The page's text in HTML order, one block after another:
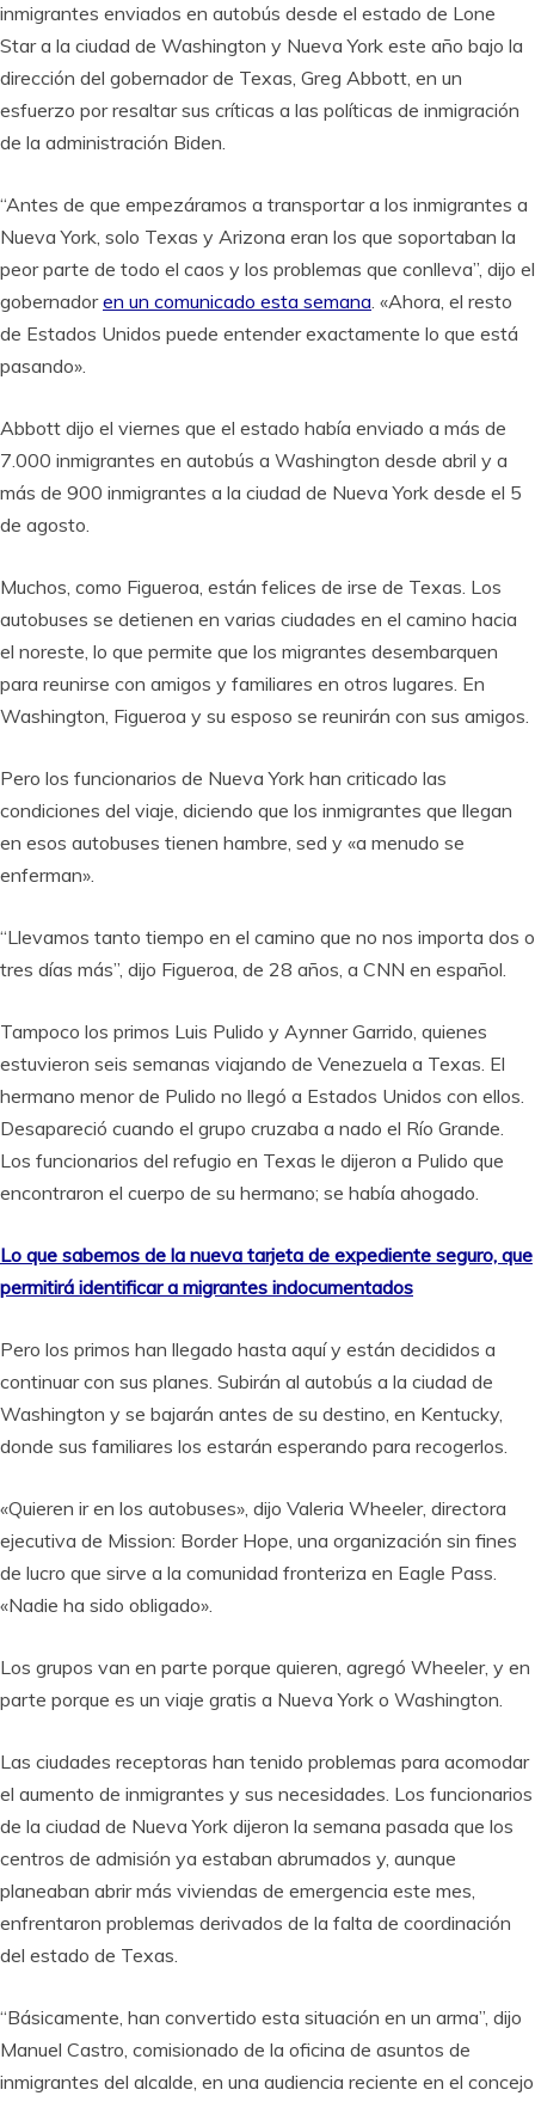
inmigrantes enviados en autobús desde el estado de Lone
Star a la ciudad de Washington y Nueva York este año bajo la
dirección del gobernador de Texas, Greg Abbott, en un
esfuerzo por resaltar sus críticas a las políticas de inmigración
de la administración Biden.
“Antes de que empezáramos a transportar a los inmigrantes a
Nueva York, solo Texas y Arizona eran los que soportaban la
peor parte de todo el caos y los problemas que conlleva”, dijo el
gobernadoren un comunicado esta semana. «Ahora, el resto
de Estados Unidos puede entender exactamente lo que está
pasando».
Abbott dijo el viernes que el estado había enviado a más de
7.000 inmigrantes en autobús a Washington desde abril y a
más de 900 inmigrantes a la ciudad de Nueva York desde el 5
de agosto.
Muchos, como Figueroa, están felices de irse de Texas. Los
autobuses se detienen en varias ciudades en el camino hacia
el noreste, lo que permite que los migrantes desembarquen
para reunirse con amigos y familiares en otros lugares. En
Washington, Figueroa y su esposo se reunirán con sus amigos.
Pero los funcionarios de Nueva York han criticado las
condiciones del viaje, diciendo que los inmigrantes que llegan
en esos autobuses tienen hambre, sed y «a menudo se
enferman».
“Llevamos tanto tiempo en el camino que no nos importa dos o
tres días más”, dijo Figueroa, de 28 años, a CNN en español.
Tampoco los primos Luis Pulido y Aynner Garrido, quienes
estuvieron seis semanas viajando de Venezuela a Texas. El
hermano menor de Pulido no llegó a Estados Unidos con ellos.
Desapareció cuando el grupo cruzaba a nado el Río Grande.
Los funcionarios del refugio en Texas le dijeron a Pulido que
encontraron el cuerpo de su hermano; se había ahogado.
Lo que sabemos de la nueva tarjeta de expediente seguro, que
permitirá identificar a migrantes indocumentados
Pero los primos han llegado hasta aquí y están decididos a
continuar con sus planes. Subirán al autobús a la ciudad de
Washington y se bajarán antes de su destino, en Kentucky,
donde sus familiares los estarán esperando para recogerlos.
«Quieren ir en los autobuses», dijo Valeria Wheeler, directora
ejecutiva de Mission: Border Hope, una organización sin fines
de lucro que sirve a la comunidad fronteriza en Eagle Pass.
«Nadie ha sido obligado».
Los grupos van en parte porque quieren, agregó Wheeler, y en
parte porque es un viaje gratis a Nueva York o Washington.
Las ciudades receptoras han tenido problemas para acomodar
el aumento de inmigrantes y sus necesidades. Los funcionarios
de la ciudad de Nueva York dijeron la semana pasada que los
centros de admisión ya estaban abrumados y, aunque
planeaban abrir más viviendas de emergencia este mes,
enfrentaron problemas derivados de la falta de coordinación
del estado de Texas.
“Básicamente, han convertido esta situación en un arma”, dijo
Manuel Castro, comisionado de la oficina de asuntos de
inmigrantes del alcalde, en una audiencia reciente en el concejo